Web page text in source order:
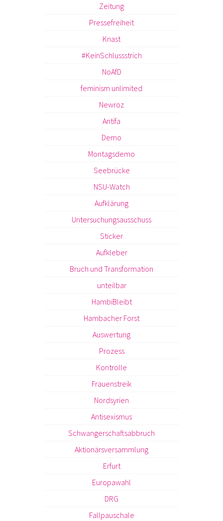
Zeitung
Pressefreiheit
Knast
#KeinSchlussstrich
NoAfD
feminism unlimited
Newroz
Antifa
Demo
Montagsdemo
Seebrücke
NSU-Watch
Aufklärung
Untersuchungsausschuss
Sticker
Aufkleber
Bruch und Transformation
unteilbar
HambiBleibt
Hambacher Forst
Auswertung
Prozess
Kontrolle
Frauenstreik
Nordsyrien
Antisexismus
Schwangerschaftsabbruch
Aktionärsversammlung
Erfurt
Europawahl
DRG
Fallpauschale